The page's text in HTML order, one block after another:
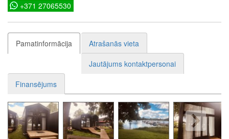
+371 27065530
Pamatinformācija
Atrašanās vieta
Jautājums kontaktpersonai
Finansējums